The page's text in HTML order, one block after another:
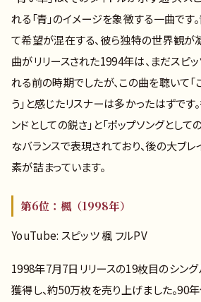
れる「青」のイメージを象徴する一曲です
て希望が混在する、彼ら独特の世界観が
曲がリリースされた1994年は、まだスピ
れる前の時期でしたが、この曲を聴いて
う」と感じたリスナーは多かったはずです
ンドとしての鋭さ」と「ポップソングとし
なバランスで表現されており、後の大ブ
素が詰まっています。
第6位：楓（1998年）
YouTube: スピッツ 楓 フルPV
1998年7月7日リリースの19枚目のシング
獲得し、約50万枚を売り上げました。90